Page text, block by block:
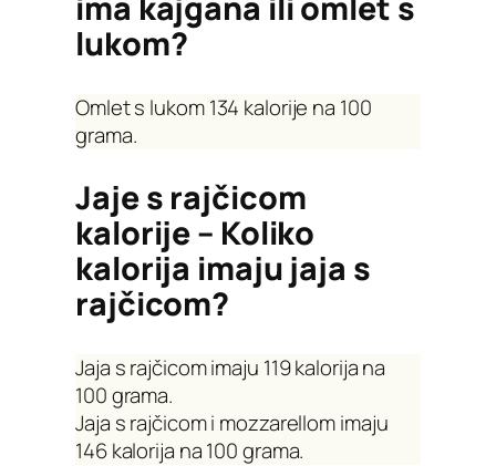
ima kajgana ili omlet s
lukom?
Omlet s lukom 134 kalorije na 100
grama.
Jaje s rajčicom
kalorije – Koliko
kalorija imaju jaja s
rajčicom?
Jaja s rajčicom imaju 119 kalorija na
100 grama.
Jaja s rajčicom i mozzarellom imaju
146 kalorija na 100 grama.